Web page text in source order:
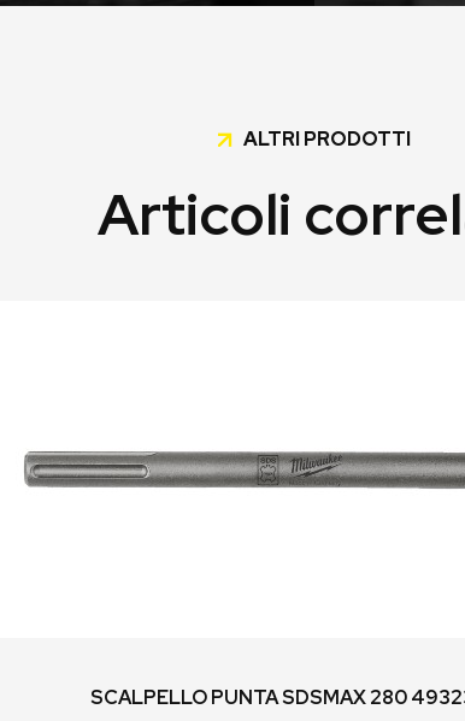
ALTRI PRODOTTI
Articoli
SCALPELLO PUNTA SDSMAX 280